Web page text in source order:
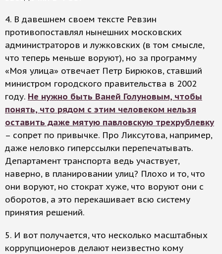
4. В давешнем своем тексте Ревзин
противопоставлял нынешних московских
администраторов и лужковских (в том смысле,
что теперь меньше воруют), но за программу
«Моя улица» отвечает Петр Бирюков, ставший
министром городского правительства в 2002
году. Не нужно быть Ваней Голуновым, чтобы
понять, что рядом с этим человеком нельзя
оставить даже мятую павловскую трехрублевку
– сопрет по привычке. Про Ликсутова, например,
даже неловко гиперссылки перепечатывать.
Департамент транспорта ведь участвует,
наверно, в планировании улиц? Плохо и то, что
они воруют, но стократ хуже, что воруют они с
оборотов, а это перекашивает всю систему
принятия решений.
5. И вот получается, что несколько масштабных
коррупционеров делают неизвестно кому